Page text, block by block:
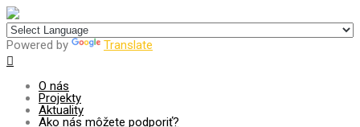
Powered by Translate
O nás
Projekty
Aktuality
Ako nás môžete podporiť?